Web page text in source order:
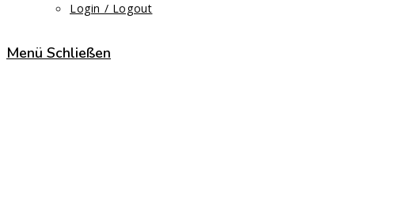
Login / Logout
Menü Schließen